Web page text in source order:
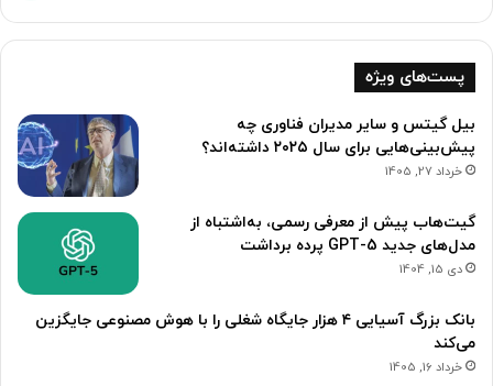
پست‌های ویژه
بیل گیتس و سایر مدیران فناوری چه
پیش‌بینی‌هایی برای سال ۲۰۲۵ داشته‌اند؟
خرداد 27, 1405
گیت‌هاب پیش از معرفی رسمی، به‌اشتباه از
مدل‌های جدید GPT-5 پرده برداشت
دی 15, 1404
بانک بزرگ آسیایی ۴ هزار جایگاه شغلی را با هوش مصنوعی جایگزین
می‌کند
خرداد 16, 1405